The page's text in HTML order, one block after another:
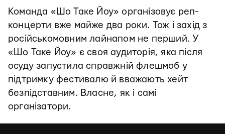
Команда «Шо Таке Йоу» організовує реп-
концерти вже майже два роки. Тож і захід з
російськомовним лайнапом не перший. У
«Шо Таке Йоу» є своя аудиторія, яка після
осуду запустила справжній флешмоб у
підтримку фестивалю й вважають хейт
безпідставним. Власне, як і самі
організатори.